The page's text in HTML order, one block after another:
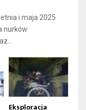
i maja 2025
nurków
Eksploracja